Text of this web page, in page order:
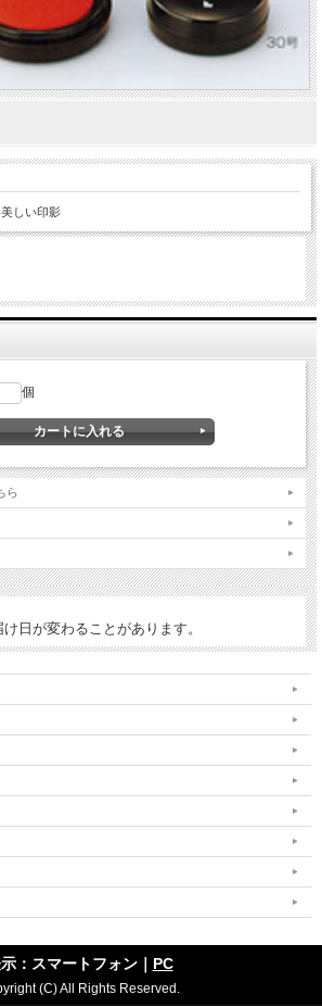
しい印影
個
ら
日が変わることがあります。
：スマートフォン｜ PC
(C) All Rights Reserved.